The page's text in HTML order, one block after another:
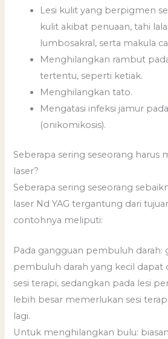
Lesi kulit yang berpigmen
kulit akibat penuaan, tahi
lumbosakral, serta makula
Menghilangkan rambut
tertentu, seperti ketiak.
Menghilangkan tato.
Mengatasi infeksi jamur
(onikomikosis).
Seberapa sering seseorang harus
laser?
Seberapa sering seseorang
laser Nd YAG tergantung dari
contohnya meliputi:
Pada gangguan pembuluh darah:
pembuluh darah yang kecil dapat
sesi terapi, sedangkan pada lesi
lebih besar memerlukan sesi
lagi.
Untuk menghilangkan bulu: